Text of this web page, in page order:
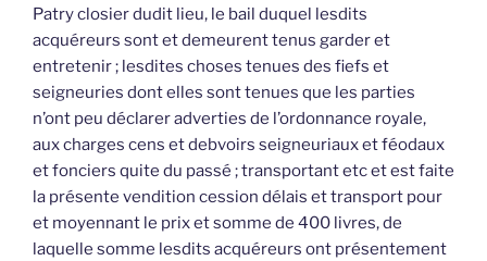
Patry closier dudit lieu, le bail duquel lesdits
acquéreurs sont et demeurent tenus garder et
entretenir ; lesdites choses tenues des fiefs et
seigneuries dont elles sont tenues que les parties
n’ont peu déclarer adverties de l’ordonnance royale,
aux charges cens et debvoirs seigneuriaux et féodaux
et fonciers quite du passé ; transportant etc et est faite
la présente vendition cession délais et transport pour
et moyennant le prix et somme de 400 livres, de
laquelle somme lesdits acquéreurs ont présentement